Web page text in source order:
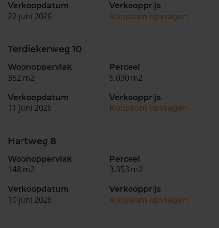
Verkoopdatum
22 juni 2026
Verkoopprijs
Koopsom opvragen
Terdiekerweg 10
Woonoppervlak
352 m2
Perceel
5.030 m2
Verkoopdatum
11 juni 2026
Verkoopprijs
Koopsom opvragen
Hartweg 8
Woonoppervlak
148 m2
Perceel
3.353 m2
Verkoopdatum
10 juni 2026
Verkoopprijs
Koopsom opvragen